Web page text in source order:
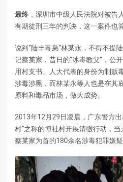
最终 ，深圳市中级人民法院对被告
有期徒刑三年的判决，这一案件也
说到“陆丰毒枭”林某永，不得不提
记蔡某家，昔日的“冰毒教父”，公
用村支书、人大代表的身份为制贩
涉毒涉黑，而林某永等人也是在其
原料和毒品市场，做大成势。
2013年12月29日凌晨，广东警方
村”之称的博社村开展清缴行动，
蔡某家为首的180余名涉毒犯罪嫌疑